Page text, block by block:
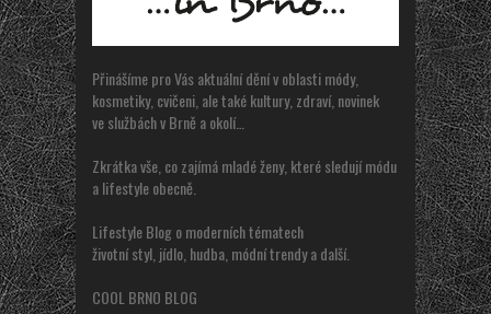
Přinášíme pro Vás aktuální dění v oblasti módy,
kosmetiky, cvičeni, ale také kultury, zdraví, novinek
ve službách v Brně a okolí…
Zkrátka vše, co zajímá mladé ženy, které sledují módu
a lifestyle obecně.
Lifestyle Blog o moderních tématech
životní styl, jídlo, hudba, módní trendy a další.
COOL BRNO BLOG